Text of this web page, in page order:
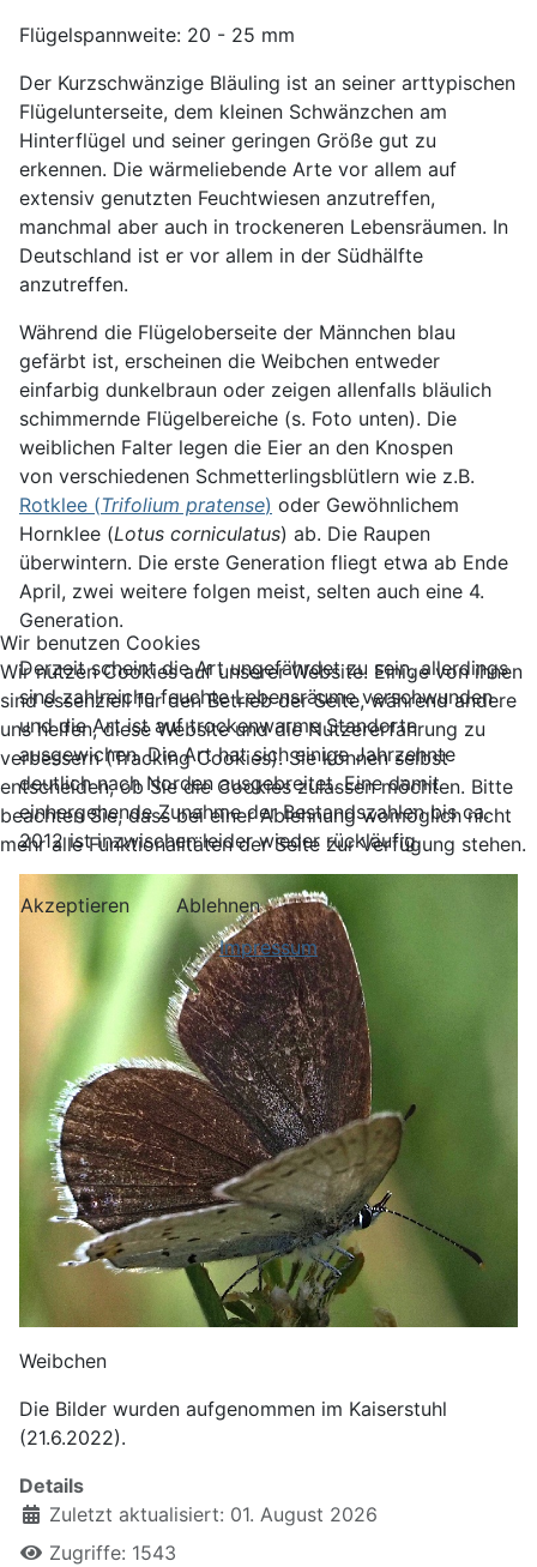
Flügelspannweite: 20 - 25 mm
Der Kurzschwänzige Bläuling ist an seiner arttypischen
Flügelunterseite, dem kleinen Schwänzchen am
Hinterflügel und seiner geringen Größe gut zu
erkennen. Die wärmeliebende Arte vor allem auf
extensiv genutzten Feuchtwiesen anzutreffen,
manchmal aber auch in trockeneren Lebensräumen. In
Deutschland ist er vor allem in der Südhälfte
anzutreffen.
Während die Flügeloberseite der Männchen blau
gefärbt ist, erscheinen die Weibchen entweder
einfarbig dunkelbraun oder zeigen allenfalls bläulich
schimmernde Flügelbereiche (s. Foto unten). Die
weiblichen Falter legen die Eier an den Knospen
von verschiedenen Schmetterlingsblütlern wie z.B.
Rotklee (Trifolium pratense) oder Gewöhnlichem
Hornklee (Lotus corniculatus) ab. Die Raupen
überwintern. Die erste Generation fliegt etwa ab Ende
April, zwei weitere folgen meist, selten auch eine 4.
Generation.
Derzeit scheint die Art ungefährdet zu sein, allerdings
sind zahlreiche feuchte Lebensräume verschwunden
und die Art ist auf trockenwarme Standorte
ausgewichen. Die Art hat sich einige Jahrzehnte
deutlich nach Norden ausgebreitet. Eine damit
einhergehende Zunahme der Bestandszahlen bis ca.
2012 ist inzwischen leider wieder rückläufig.
Weibchen
Die Bilder wurden aufgenommen im Kaiserstuhl
(21.6.2022).
Details
Zuletzt aktualisiert: 01. August 2026
Zugriffe: 1543
Wir benutzen Cookies
Wir nutzen Cookies auf unserer Website. Einige von ihnen
sind essenziell für den Betrieb der Seite, während andere
uns helfen, diese Website und die Nutzererfahrung zu
verbessern (Tracking Cookies). Sie können selbst
entscheiden, ob Sie die Cookies zulassen möchten. Bitte
beachten Sie, dass bei einer Ablehnung womöglich nicht
mehr alle Funktionalitäten der Seite zur Verfügung stehen.
Akzeptieren
Ablehnen
Impressum